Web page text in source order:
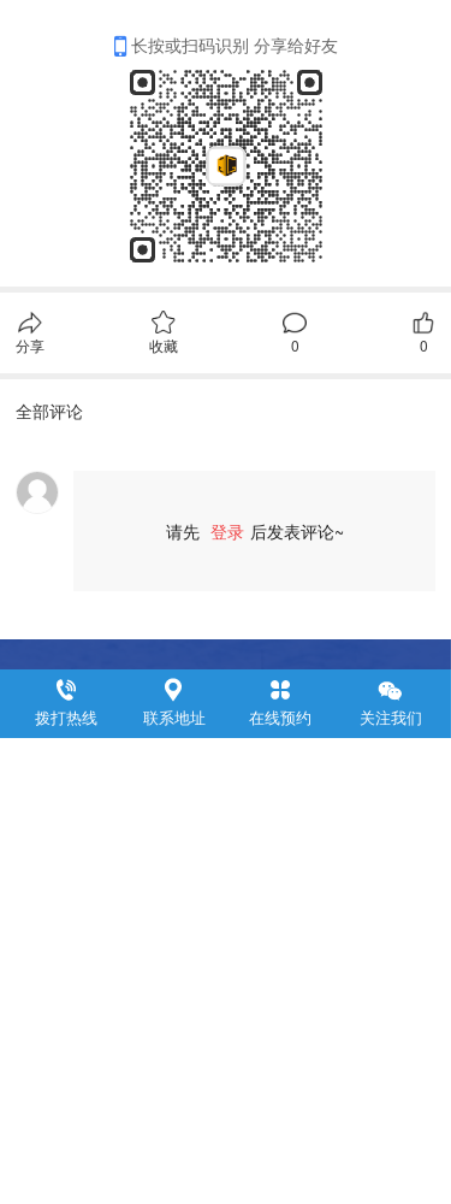
长按或扫码识别 分享给好友
分享 收藏 0 0
全部评论
请先 登录 后发表评论~
浙江聚邦控股集团有限公司
     Zhejiang Jubang  Group Co .,  Ltd.
拨打热线 联系地址 在线预约 关注我们